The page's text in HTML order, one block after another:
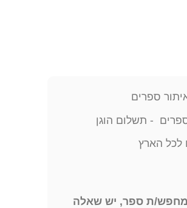
ספרים
- תשלום הוגן
לכל הארץ
ת ספר, יש שאלה